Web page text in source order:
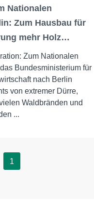
Nationalen
Zum Hausbau für
mehr Holz…
Zum Nationalen
Bundesministerium für
nach Berlin
von extremer Dürre,
Waldbränden und
...
1